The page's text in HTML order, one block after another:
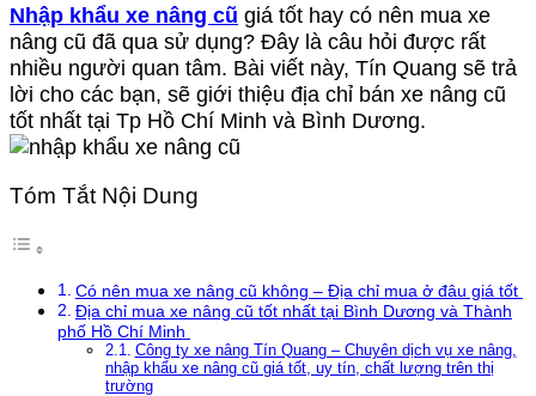
Nhập khẩu xe nâng cũ giá tốt hay có nên mua xe
nâng cũ đã qua sử dụng? Đây là câu hỏi được rất
nhiều người quan tâm. Bài viết này, Tín Quang sẽ trả
lời cho các bạn, sẽ giới thiệu địa chỉ bán xe nâng cũ
tốt nhất tại Tp Hồ Chí Minh và Bình Dương.
Tóm Tắt Nội Dung
Có nên mua xe nâng cũ không – Địa chỉ mua ở đâu giá tốt
Địa chỉ mua xe nâng cũ tốt nhất tại Bình Dương và Thành
phố Hồ Chí Minh
Công ty xe nâng Tín Quang – Chuyên dịch vụ xe nâng,
nhập khẩu xe nâng cũ giá tốt, uy tín, chất lượng trên thị
trường